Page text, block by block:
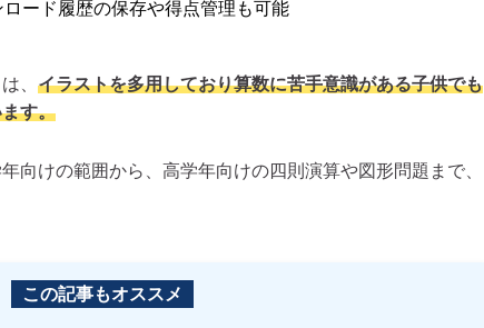
ード履歴の保存や得点管理も可能
、 イラストを多用しており算数に苦手意識がある子供でも
す。
向けの範囲から、高学年向けの四則演算や図形問題まで、
この記事もオススメ